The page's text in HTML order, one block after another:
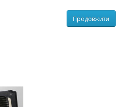
Продовжити